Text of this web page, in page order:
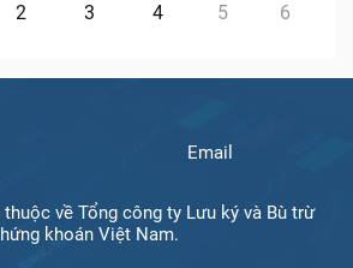
2 3 4 5 6
Email
về Tổng công ty Lưu ký và Bù trừ
khoán Việt Nam.